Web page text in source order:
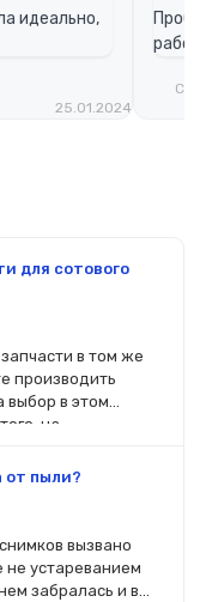
идеально,
25.01.2024
для сотового
в том же
производить
выбор в этом
на
то выбор
был в руках. Так
элементах
и прочих
от пыли?
вызвано
не устареванием
забралась и в